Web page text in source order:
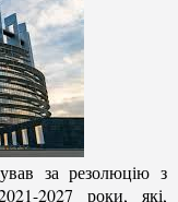
за резолюцію з
2027 роки, які,